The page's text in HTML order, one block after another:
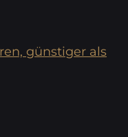
günstiger als